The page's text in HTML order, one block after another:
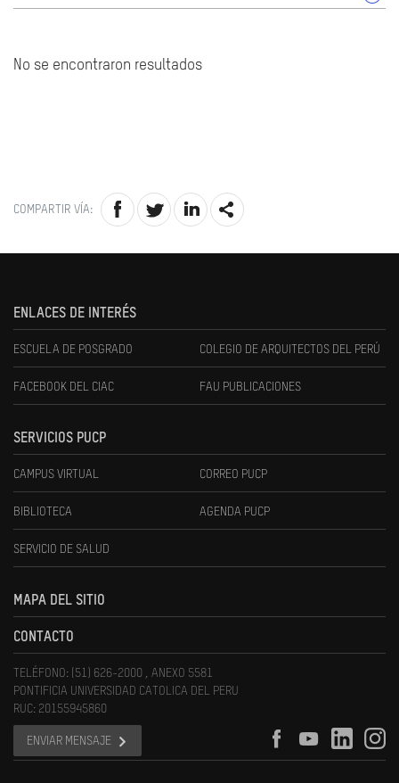
No se encontraron resultados
COMPARTIR VÍA:
ENLACES DE INTERÉS
ESCUELA DE POSGRADO COLEGIO DE ARQUITECTOS DEL PERÚ
FACEBOOK DEL CIAC FAU PUBLICACIONES
SERVICIOS PUCP
CAMPUS VIRTUAL CORREO PUCP
BIBLIOTECA AGENDA PUCP
SERVICIO DE SALUD
MAPA DEL SITIO
CONTACTO
TELÉFONO: (51) 626-2000 , ANEXO 5581
PONTIFICIA UNIVERSIDAD CATOLICA DEL PERU
RUC: 20155945860
ENVIAR MENSAJE